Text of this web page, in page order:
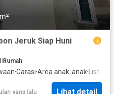
Jeruk Siap Huni
Rumah
·Garasi·Area anak-anak· Listrik
yang lalu Lihat detail